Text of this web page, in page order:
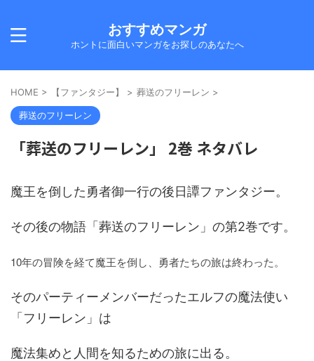
おすすめマンガ
ホントに面白いマンガをお探しのあなたへ
HOME > 【ファンタジー】 > 葬送のフリーレン >
葬送のフリーレン
「葬送のフリーレン」 2巻 ネタバレ
魔王を倒した勇者御一行の後日譚ファンタジー。
その後の物語「葬送のフリーレン」の第2巻です。
10年の冒険を経て魔王を倒し、勇者たちの旅は終わった。
そのパーティーメンバーだったエルフの魔法使い
「フリーレン」は
魔法集めと人間を知るための旅に出る。